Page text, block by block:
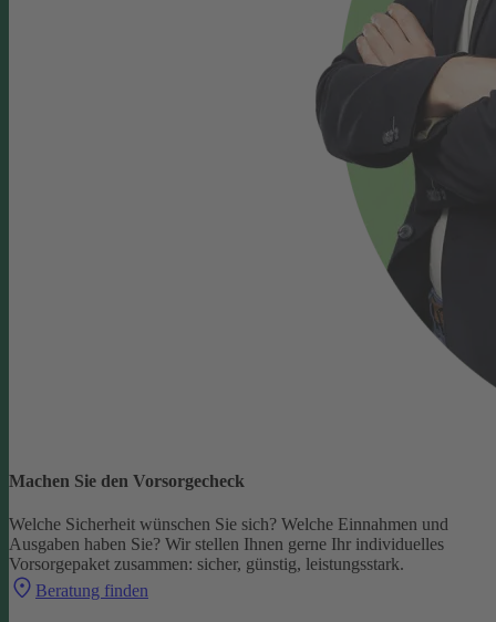
Machen Sie den Vorsorgecheck
Welche Sicherheit wünschen Sie sich? Welche Einnahmen und
Ausgaben haben Sie? Wir stellen Ihnen gerne Ihr individuelles
Vorsorgepaket zusammen: sicher, günstig, leistungsstark.
Beratung finden